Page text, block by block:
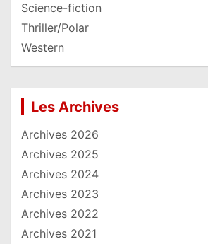
Science-fiction
Thriller/Polar
Western
Les Archives
Archives 2026
Archives 2025
Archives 2024
Archives 2023
Archives 2022
Archives 2021